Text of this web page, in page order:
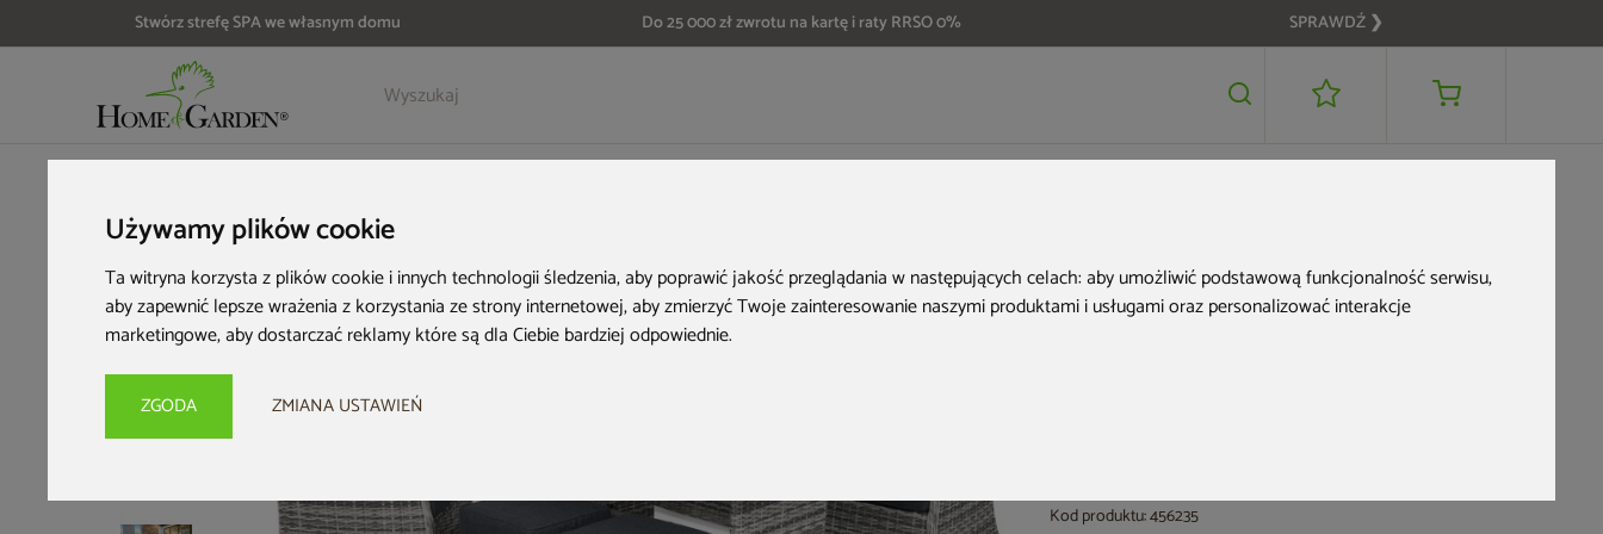
Używamy plików cookie
Ta witryna korzysta z plików cookie i innych technologii śledzenia, aby poprawić jakość przeglądania w następujących celach:aby umożliwić podstawową funkcjonalność serwisu,
aby zapewnić lepsze wrażenia z korzystania ze strony internetowej,aby zmierzyć Twoje zainteresowanie naszymi produktami i usługami oraz personalizować interakcje
marketingowe,aby dostarczać reklamy które są dla Ciebie bardziej odpowiednie.
ZGODA ZMIANA USTAWIEŃ
Stwórz strefę SPA we własnym domu Do 25 000 zł zwrotu na kartę i raty RRSO 0% SPRAWDŹ ❯
Szczegóły Opinie Akcesoria 3 999 zł DODAJ DO KOSZYKA
Meble ogrodowe
Kod produktu: 456235